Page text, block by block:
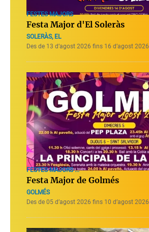
FESTES MAJORS
Festa Major d'El Soleràs
SOLERÀS, EL
Des de 13 d’agost 2026 fins 16 d’agost 2026
FESTES MAJORS ...
Festa Major de Golmés
GOLMÉS
Des de 05 d’agost 2026 fins 10 d’agost 2026